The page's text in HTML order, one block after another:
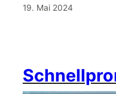
19. Mai 2024